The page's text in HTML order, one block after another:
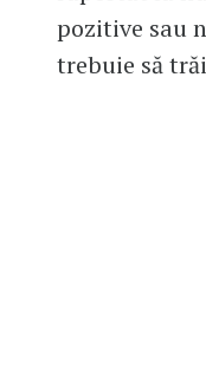
pozitive sau
trebuie să